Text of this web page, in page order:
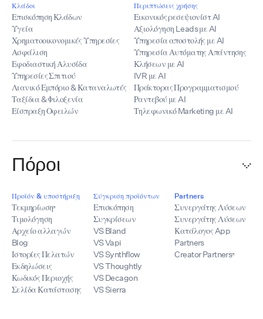
Κλάδοι
Επισκόπηση Κλάδων
Υγεία
Χρηματοοικονομικές Υπηρεσίες
Ασφάλιση
Εφοδιαστική Αλυσίδα
Υπηρεσίες Σπιτιού
Λιανικό Εμπόριο & Καταναλωτές
Ταξίδια & Φιλοξενία
Είσπραξη Οφειλών
Περιπτώσεις χρήσης
Εικονικός ρεσεψιονίστ AI
Αξιολόγηση Leads με AI
Υπηρεσία αποστολής με AI
Υπηρεσία Αυτόματης Απάντησης
Κλήσεων με AI
IVR με AI
Πράκτορας Προγραμματισμού
Ραντεβού με AI
Τηλεφωνικό Marketing με AI
Πόροι
Προϊόν & υποστήριξη
Τεκμηρίωση
Τιμολόγηση
Αρχείο αλλαγών
Blog
Ιστορίες Πελατών
Εκδηλώσεις
Κωδικός Περιοχής
Σελίδα Κατάστασης
Σύγκριση προϊόντων
Επισκόπηση
Συγκρίσεων
VS Bland
VS Vapi
VS Synthflow
VS Thoughtly
VS Decagon
VS Sierra
Partners
Συνεργάτης Λύσεων
Συνεργάτης Λύσεων
Κατάλογος App
Partners
Creator Partners